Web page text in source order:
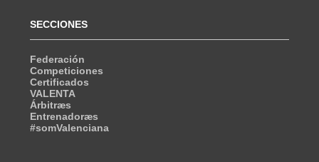
SECCIONES
Federación
Competiciones
Certificados
VALENTA
Árbitræs
Entrenadoræs
#somValenciana